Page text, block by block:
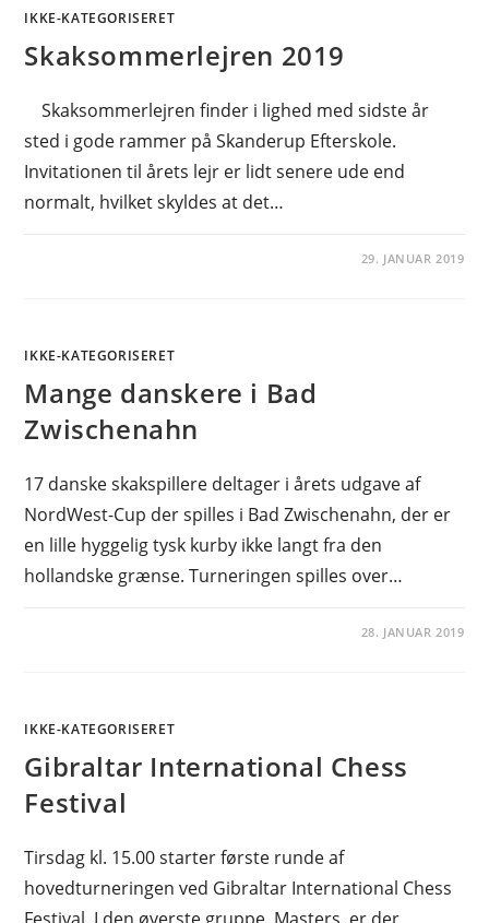
IKKE-KATEGORISERET
Skaksommerlejren 2019
Skaksommerlejren finder i lighed med sidste år
sted i gode rammer på Skanderup Efterskole.
Invitationen til årets lejr er lidt senere ude end
normalt, hvilket skyldes at det…
29. JANUAR 2019
IKKE-KATEGORISERET
Mange danskere i Bad
Zwischenahn
17 danske skakspillere deltager i årets udgave af
NordWest-Cup der spilles i Bad Zwischenahn, der er
en lille hyggelig tysk kurby ikke langt fra den
hollandske grænse. Turneringen spilles over…
28. JANUAR 2019
IKKE-KATEGORISERET
Gibraltar International Chess
Festival
Tirsdag kl. 15.00 starter første runde af
hovedturneringen ved Gibraltar International Chess